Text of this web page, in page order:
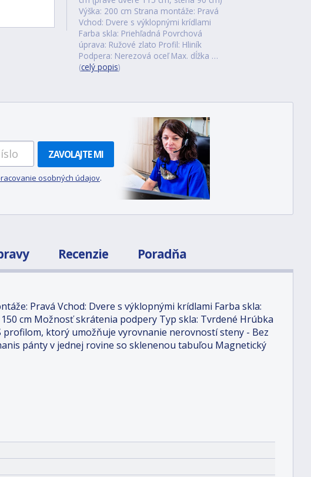
Výška: 200 cm Strana montáže: Pravá
Vchod: Dvere s výklopnými krídlami
Farba skla: Priehľadná Povrchová
úprava: Ružové zlato Profil: Hliník
Podpera: Nerezová oceľ Max. dĺžka …
(celý popis)
ZAVOLAJTE MI
osobných údajov.
Recenzie Poradňa
Pravá Vchod: Dvere s výklopnými krídlami Farba skla:
cm Možnosť skrátenia podpery Typ skla: Tvrdené Hrúbka
ktorý umožňuje vyrovnanie nerovností steny - Bez
pánty v jednej rovine so sklenenou tabuľou Magnetický